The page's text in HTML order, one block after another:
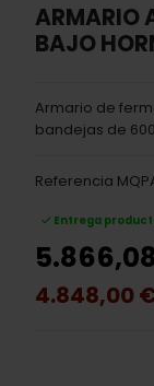
BAJO
Armario de
bandejas de
Referencia
Entrega
4.848,00